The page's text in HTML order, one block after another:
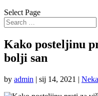
Select Page
Kako posteljinu
bolji san
by admin | sij 14, 2021 |